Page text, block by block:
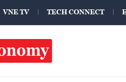
VNE TV TECH CONNECT